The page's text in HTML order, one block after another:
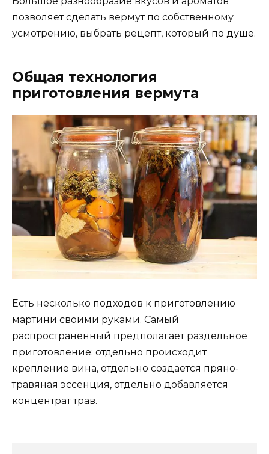
позволяет сделать вермут по собственному
усмотрению, выбрать рецепт, который по душе.
Общая технология
приготовления вермута
Есть несколько подходов к приготовлению
мартини своими руками. Самый
распространенный предполагает раздельное
приготовление: отдельно происходит
крепление вина, отдельно создается пряно-
травяная эссенция, отдельно добавляется
концентрат трав.